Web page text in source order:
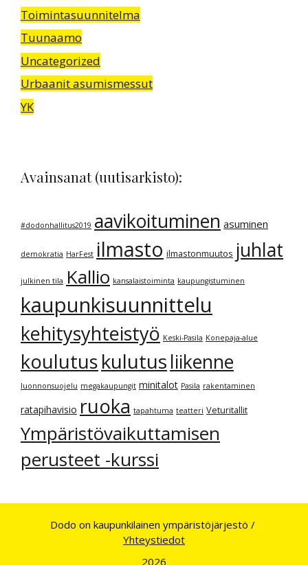
Toimintasuunnitelma
Tuunaamo
Uncategorized
Urbaanit asumismessut
YK
Avainsanat (uutisarkisto):
#dodonhallitus2019 aavikoituminen asuminen
demokratia HarFest ilmasto ilmastonmuutos juhlat
julkinen tila Kallio kansalaistoiminta kaupungistuminen
kaupunkisuunnittelu
kehitysyhteistyö Keski-Pasila Konepaja-alue
koulutuskulutusliikenne
luonnonsuojelu megakaupungit minitalot Pasila rakentaminen
ratapihavisio ruoka tapahtuma teatteri Veturitallit
Ympäristövaikuttamisen
perusteet -kurssi
Dodo on kaupunkilainen ympäristöjärjestö /
Yhteystiedot
2026